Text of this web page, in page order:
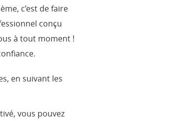
c’est de faire
conçu
à tout moment !
en suivant les
vous pouvez